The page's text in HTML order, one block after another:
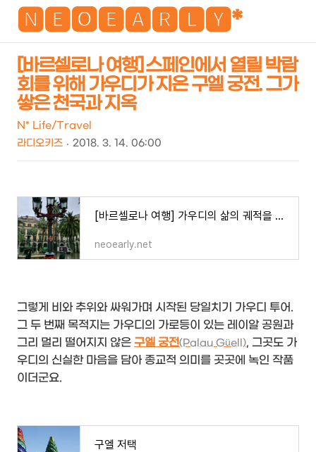
🅽🅴🅾🅴🅰🆁🅻🆈*
검
메
[바르셀로나 여행] 스페인에서 열릴 박람
회를 위해 가우디가 지은 구엘 궁전. 그가
쌓은 천국과 지옥
N* Life/Travel
라디오키즈
2018. 3. 14. 06:00
[바르셀로나 여행] 가우디의 삶의 궤적을 쫓는 가우디 투어, 그가 만들었다는 첫 번째 가로등을
neoearly.net
그렇게 비와 추위와 싸워가며 시작된 당일치기 가우디 투어.
그 두 번째 목적지는 가우디의 가로등이 있는 레이알 공원과
그리 멀리 떨어지지 않은 구엘 궁전(Palau Güell), 그곳도 가
우디의 신실한 마음을 담아 종교적 의미를 곳곳에 녹인 작품
이더군요.
구엘 저택